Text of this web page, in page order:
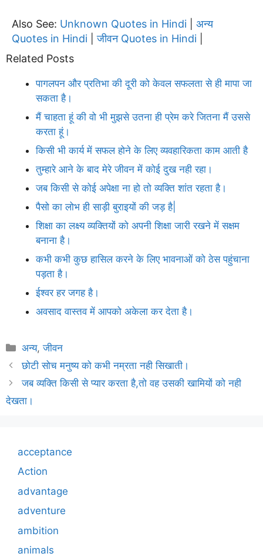
Also See: Unknown Quotes in Hindi
अन्य
Quotes in Hindi |जीवन Quotes in Hindi
Related Posts
पागलपन और प्रतिभा की दूरी को केवल सफलता से ही मापा जा
सकता है।
मैं चाहता हूं की वो भी मुझसे उतना ही प्रेम करे जितना मैं उससे
करता हूं।
किसी भी कार्य में सफल होने के लिए व्यवहारिकता काम आती है
तुम्हारे आने के बाद मेरे जीवन में कोई दुख नही रहा।
जब किसी से कोई अपेक्षा ना हो तो व्यक्ति शांत रहता है।
पैसो का लोभ ही साड़ी बुराइयों की जड़ है|
शिक्षा का लक्ष्य व्यक्तियों को अपनी शिक्षा जारी रखने में सक्षम
बनाना है।
कभी कभी कुछ हासिल करने के लिए भावनाओं को ठेस पहुंचाना
पड़ता है।
ईश्वर हर जगह है।
अवसाद वास्तव में आपको अकेला कर देता है।
Categories
अन्य,जीवन
छोटी सोच मनुष्य को कभी नम्रता नही सिखाती।
जब व्यक्ति किसी से प्यार करता है,तो वह उसकी खामियों को नही
देखता।
acceptance
Action
advantage
adventure
ambition
animals